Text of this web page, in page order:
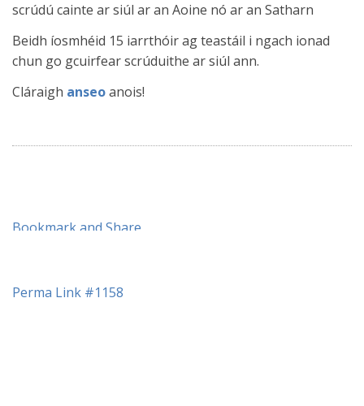
scrúdú cainte ar siúl ar an Aoine nó ar an Satharn
Beidh íosmhéid 15 iarrthóir ag teastáil i ngach ionad
chun go gcuirfear scrúduithe ar siúl ann.
Cláraigh anseoanois!
Perma Link #1158